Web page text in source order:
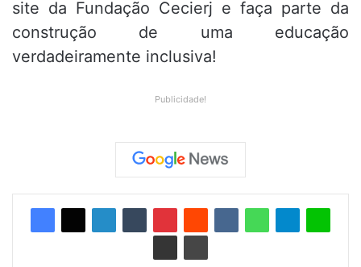
site da Fundação Cecierj e faça parte da
construção de uma educação
verdadeiramente inclusiva!
Publicidade!